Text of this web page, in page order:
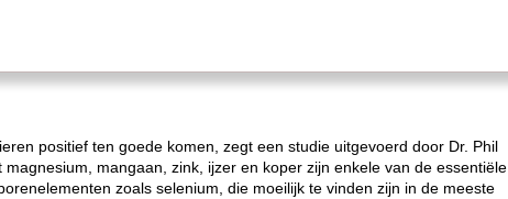
positief ten goede komen, zegt een studie uitgevoerd door Dr. Phil
mangaan, zink, ijzer en koper zijn enkele van de essentiële
zoals selenium, die moeilijk te vinden zijn in de meeste